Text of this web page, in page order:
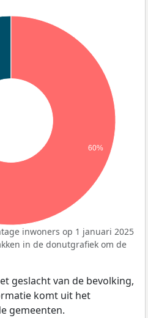
60%
inwoners op 1 januari 2025
in de donutgrafiek om de
geslacht van de bevolking,
komt uit het
gemeenten.